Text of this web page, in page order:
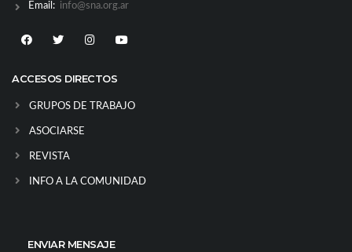
Email: info@sna.org.ar
ACCESOS DIRECTOS
GRUPOS DE TRABAJO
ASOCIARSE
REVISTA
INFO A LA COMUNIDAD
ENVIAR MENSAJE